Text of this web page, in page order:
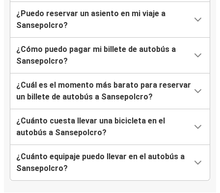
¿Puedo reservar un asiento en mi viaje a
Sansepolcro?
¿Cómo puedo pagar mi billete de autobús a
Sansepolcro?
¿Cuál es el momento más barato para reservar
un billete de autobús a Sansepolcro?
¿Cuánto cuesta llevar una bicicleta en el
autobús a Sansepolcro?
¿Cuánto equipaje puedo llevar en el autobús a
Sansepolcro?